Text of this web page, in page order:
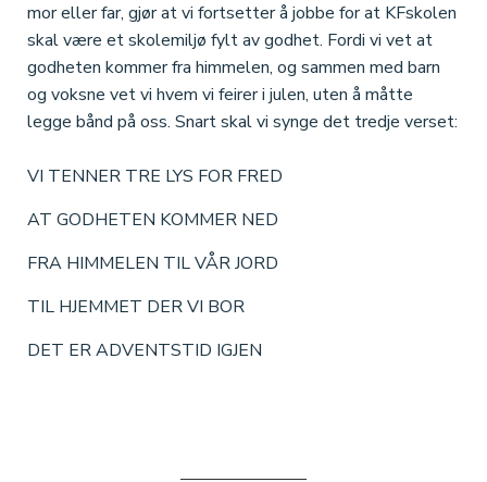
mor eller far, gjør at vi fortsetter å jobbe for at KFskolen
skal være et skolemiljø fylt av godhet. Fordi vi vet at
godheten kommer fra himmelen, og sammen med barn
og voksne vet vi hvem vi feirer i julen, uten å måtte
legge bånd på oss. Snart skal vi synge det tredje verset:
VI TENNER TRE LYS FOR FRED
AT GODHETEN KOMMER NED
FRA HIMMELEN TIL VÅR JORD
TIL HJEMMET DER VI BOR
DET ER ADVENTSTID IGJEN